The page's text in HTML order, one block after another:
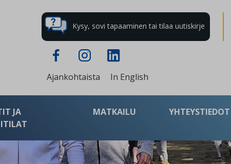
Kysy, sovi tapaaminen tai tilaa uutiskirje
Ajankohtaista In English
JA
MATKAILU YHTEYSTIEDOT